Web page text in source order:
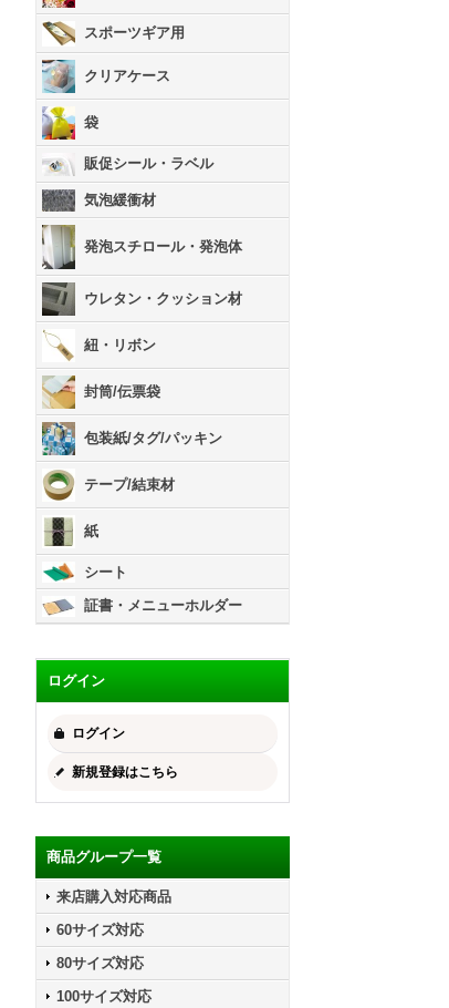
スポーツギア用
クリアケース
袋
販促シール・ラベル
気泡緩衝材
発泡スチロール・発泡体
ウレタン・クッション材
紐・リボン
封筒/伝票袋
包装紙/タグ/パッキン
テープ/結束材
紙
シート
証書・メニューホルダー
ログイン
ログイン
新規登録はこちら
商品グループ一覧
来店購入対応商品
60サイズ対応
80サイズ対応
100サイズ対応